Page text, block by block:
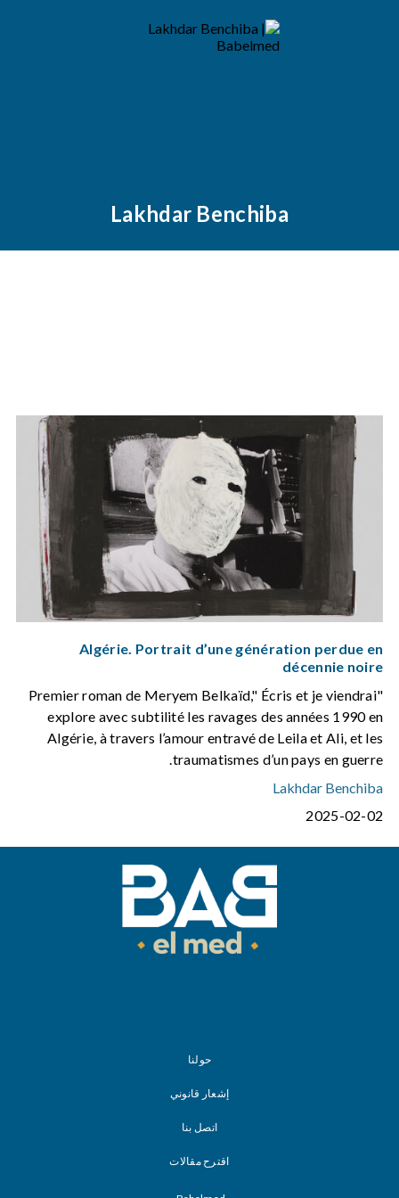
Lakhdar Benchiba
Algérie. Portrait d’une génération perdue en
décennie noire
Premier roman de Meryem Belkaïd," Écris et je viendrai"
explore avec subtilité les ravages des années 1990 en
Algérie, à travers l’amour entravé de Leila et Ali, et les
traumatismes d’un pays en guerre.
Lakhdar Benchiba
2025-02-02
حولنا
إشعار قانوني
اتصل بنا
اقترح مقالات